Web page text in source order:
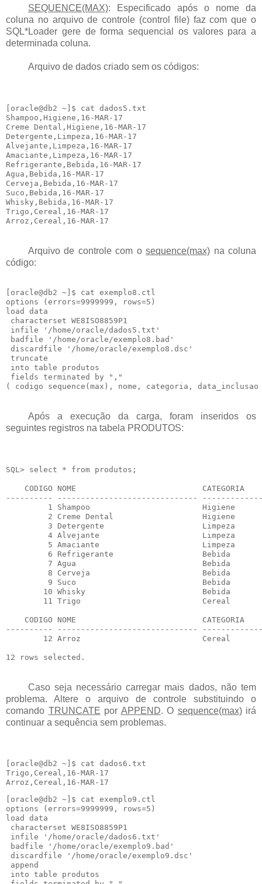
SEQUENCE(MAX): Especificado após o nome da
coluna no arquivo de controle (control file) faz com que o
SQL*Loader gere de forma sequencial os valores para a
determinada coluna.
Arquivo de dados criado sem os códigos:
[oracle@db2 ~]$ cat dados5.txt
Shampoo,Higiene,16-MAR-17
Creme Dental,Higiene,16-MAR-17
Detergente,Limpeza,16-MAR-17
Alvejante,Limpeza,16-MAR-17
Amaciante,Limpeza,16-MAR-17
Refrigerante,Bebida,16-MAR-17
Agua,Bebida,16-MAR-17
Cerveja,Bebida,16-MAR-17
Suco,Bebida,16-MAR-17
Whisky,Bebida,16-MAR-17
Trigo,Cereal,16-MAR-17
Arquivo de controle com osequence(max) na coluna
código:
[oracle@db2 ~]$ cat exemplo8.ctl
options (errors=9999999, rows=5)
load data
characterset WE8ISO8859P1
infile '/home/oracle/dados5.txt'
badfile '/home/oracle/exemplo8.bad'
discardfile '/home/oracle/exemplo8.dsc'
truncate
into table produtos
fields terminated by ","
Após a execução da carga, foram inseridos os
seguintes registros na tabela PRODUTOS:
SQL> select * from produtos;
CODIGO NOME                           CATEGORIA
---------- ------------------------------
1 Shampoo                        Higiene
2 Creme Dental                   Higiene
3 Detergente                     Limpeza
4 Alvejante                      Limpeza
5 Amaciante                      Limpeza
6 Refrigerante                   Bebida
7 Agua                           Bebida
8 Cerveja                        Bebida
9 Suco                           Bebida
10 Whisky                         Bebida
11 Trigo                          Cereal
CODIGO NOME                           CATEGORIA
---------- ------------------------------
12 Arroz                          Cereal
Caso seja necessário carregar mais dados, não tem
problema. Altere o arquivo de controle substituindo o
comando TRUNCATE por APPEND. O sequence(max)irá
continuar a sequência sem problemas.
[oracle@db2 ~]$ cat dados6.txt
Trigo,Cereal,16-MAR-17
Arroz,Cereal,16-MAR-17
[oracle@db2 ~]$ cat exemplo9.ctl
options (errors=9999999, rows=5)
load data
characterset WE8ISO8859P1
infile '/home/oracle/dados6.txt'
badfile '/home/oracle/exemplo9.bad'
discardfile '/home/oracle/exemplo9.dsc'
append
into table produtos